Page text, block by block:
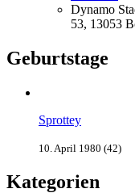
Dynamo
53, 13053
Geburtstage
Sprottey
10. April 1980 (42)
Kategorien